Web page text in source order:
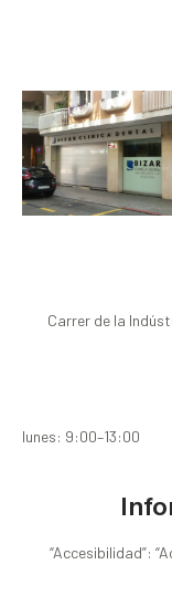
Carrer de la
lunes: 9:00–13:00
“Accesibilidad”: